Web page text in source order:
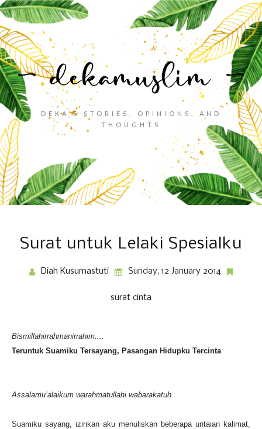
DEKA'S STORIES, OPINIONS, AND
THOUGHTS
Surat untuk Lelaki Spesialku
Diah Kusumastuti Sunday, 12 January 2014
surat cinta
Bismillahirrahmanirrahim....
Teruntuk Suamiku Tersayang, Pasangan Hidupku Tercinta
Assalamu’alaikum warahmatullahi wabarakatuh..
Suamiku sayang, izinkan aku menuliskan beberapa untaian kalimat,